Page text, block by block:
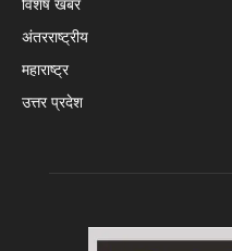
अंतरराष्ट्रीय
महाराष्ट्र
उत्तर प्रदेश